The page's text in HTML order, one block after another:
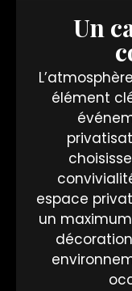
Un
élément
espace
un